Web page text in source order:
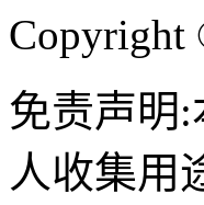
Copyright
免责声明
人收集用